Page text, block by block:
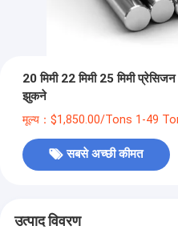
20 मिमी 22 मिमी 25 मिमी
झुकने
मूल्य：$1,850.00/Tons 1-49
सबसे अच्छी कीमत
उत्पाद विवरण